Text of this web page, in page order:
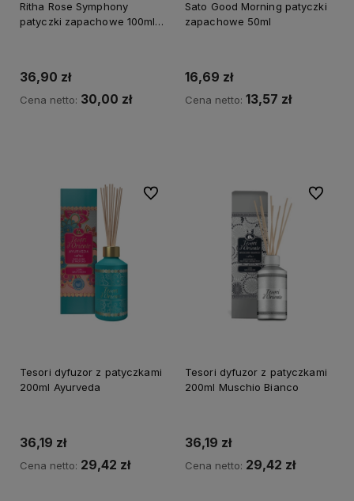
Ritha Rose Symphony
patyczki zapachowe 100ml
36,90 zł
Cena netto: 30,00 zł
Sato Good Morning patyczki
zapachowe 50ml
16,69 zł
Cena netto: 13,57 zł
Tesori dyfuzor z patyczkami
200ml Ayurveda
36,19 zł
Cena netto: 29,42 zł
Do ulubionych
Tesori dyfuzor z patyczkami
200ml Muschio Bianco
36,19 zł
Cena netto: 29,42 zł
Do